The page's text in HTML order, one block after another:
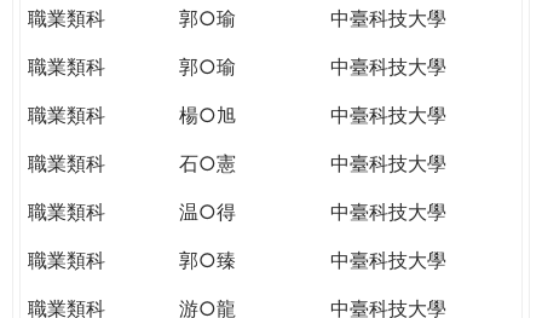
職業類科
郭○瑜
中臺科技大學
職業類科
郭○瑜
中臺科技大學
職業類科
楊○旭
中臺科技大學
職業類科
石○憲
中臺科技大學
職業類科
温○得
中臺科技大學
職業類科
郭○臻
中臺科技大學
職業類科
游○龍
中臺科技大學